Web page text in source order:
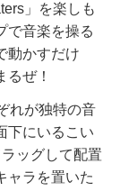
」を楽しも
で音楽を操る
動かすだけ
ぜ！
れが独特の音
下にいるこい
ッグして配置
ャラを置いた